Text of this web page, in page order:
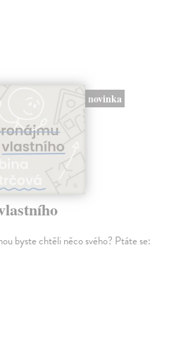
novinka
byste chtěli něco svého? Ptáte se: